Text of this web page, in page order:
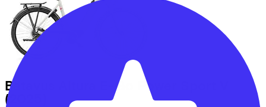
Batavus
Altura E-Go Power Sport V
(2025)